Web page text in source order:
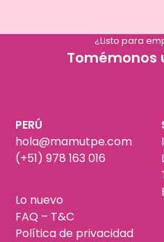
¿Listo para
Tomémonos
PERÚ
hola@mamutpe.com
(+51) 978 163 016
Lo nuevo
FAQ – T&C
Política de privacidad